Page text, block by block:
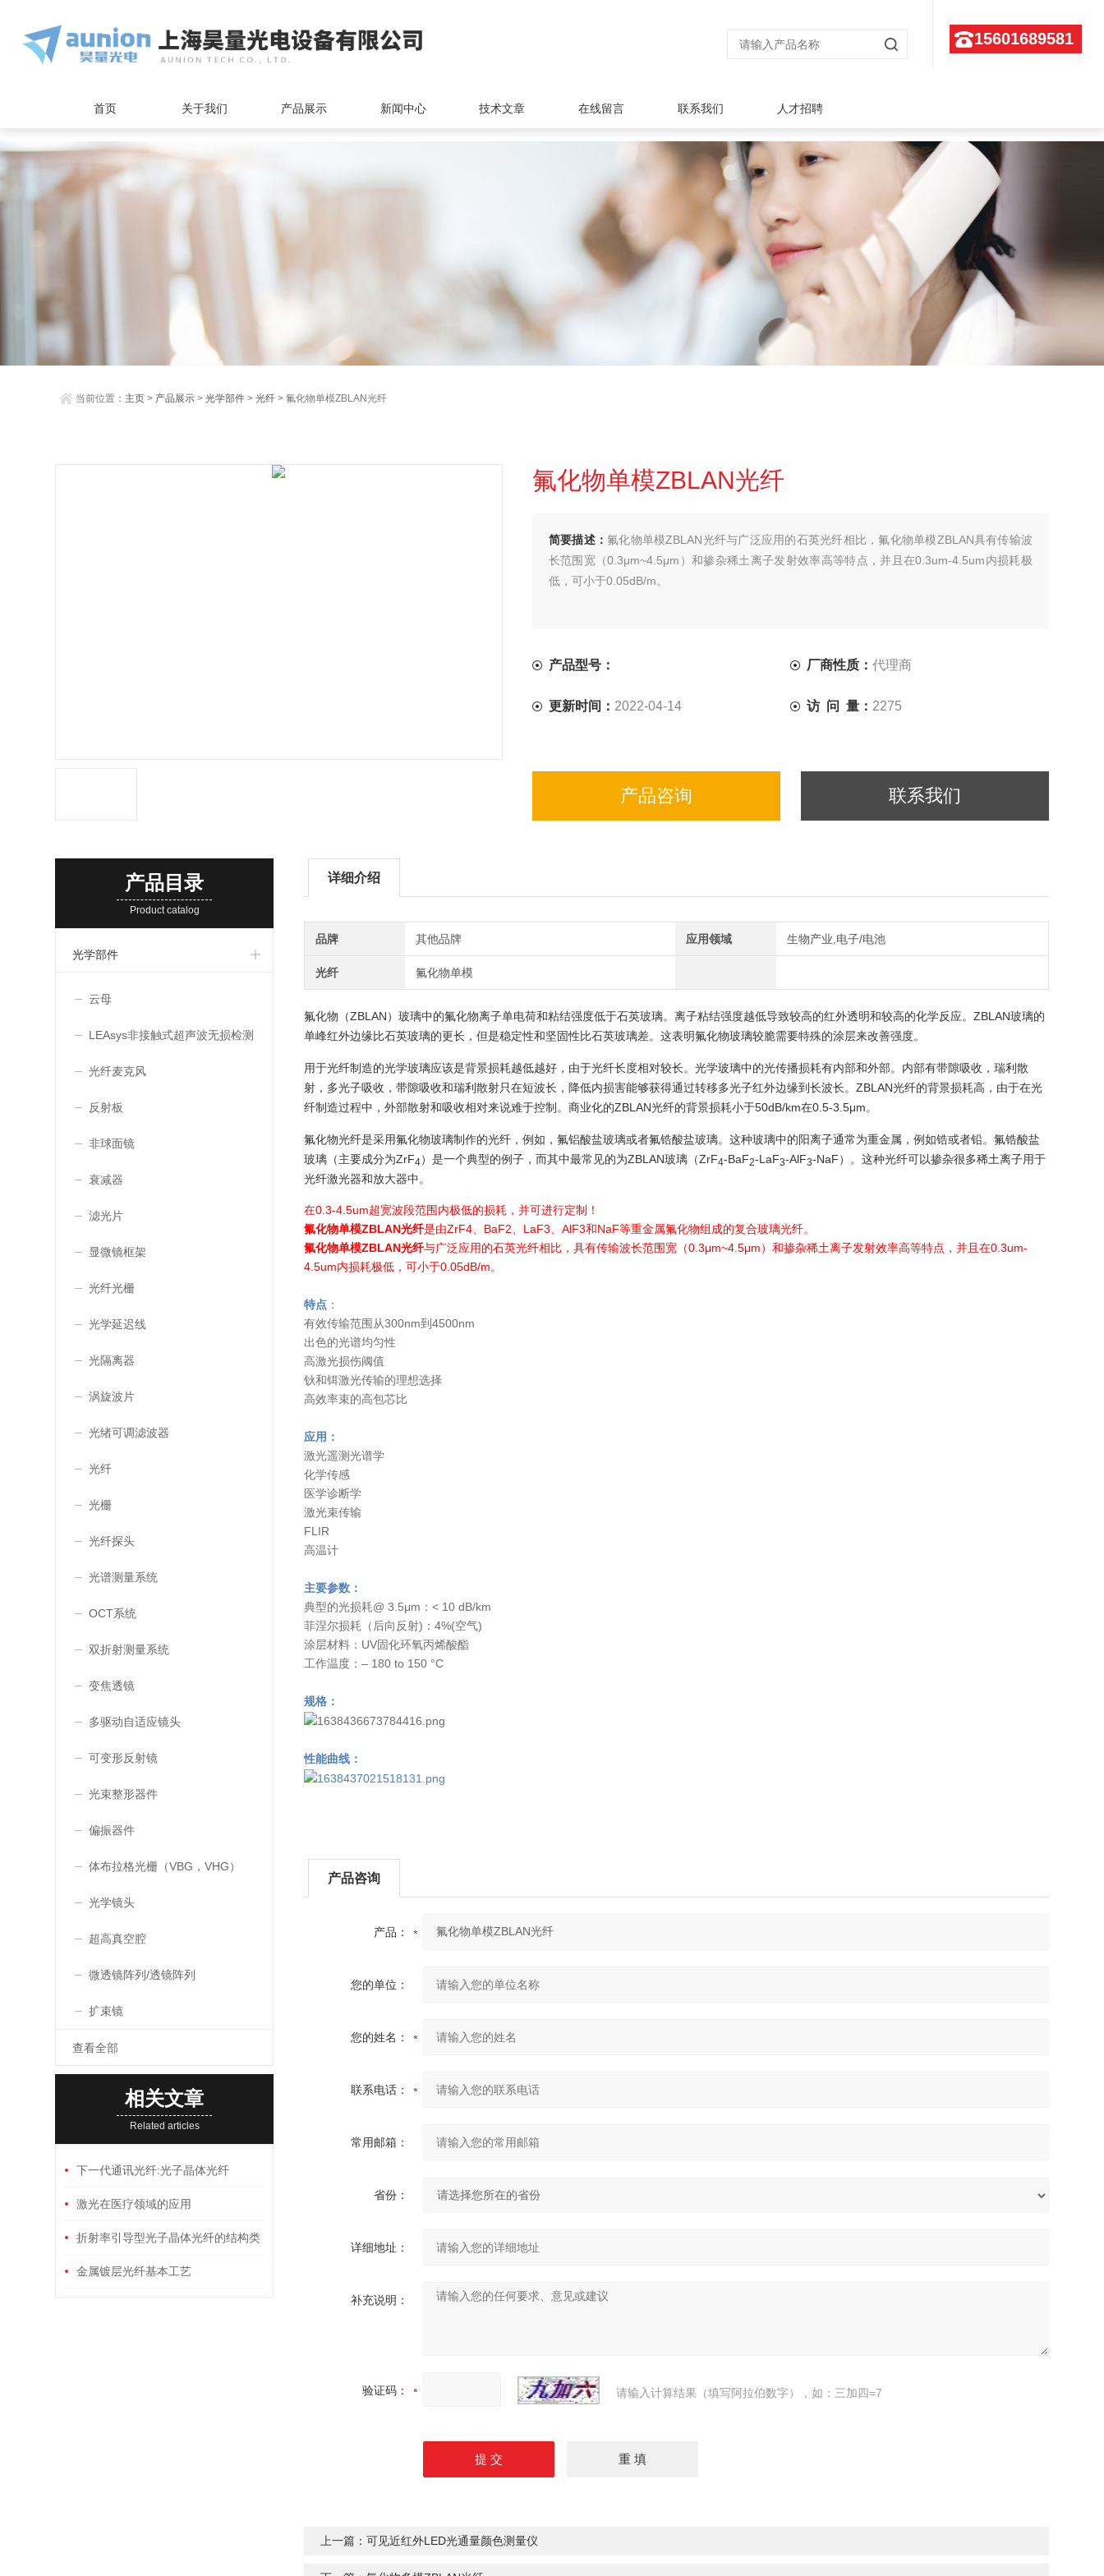
15601689581
首页 关于我们 产品展示 新闻中心 技术文章 在线留言 联系我们 人才招聘
当前位置： 主页 > 产品展示 >光学部件 >光纤 > 氟化物单模ZBLAN光纤
氟化物单模ZBLAN光纤
简要描述：氟化物单模ZBLAN光纤与广泛应用的石英光纤相比，氟化物单模ZBLAN具有传输波
长范围宽（0.3μm~4.5μm）和掺杂稀土离子发射效率高等特点，并且在0.3um-4.5um内损耗极
低，可小于0.05dB/m。
产品型号： 厂商性质：代理商
更新时间： 2022-04-14 访 问 量： 2275
产品咨询 联系我们
产品目录
Product catalog
光学部件
云母
LEAsys非接触式超声波无损检测
系统
光纤麦克风
反射板
非球面镜
衰减器
滤光片
显微镜框架
光纤光栅
光学延迟线
光隔离器
涡旋波片
光绪可调滤波器
光纤
光栅
光纤探头
光谱测量系统
OCT系统
双折射测量系统
变焦透镜
多驱动自适应镜头
可变形反射镜
光束整形器件
偏振器件
体布拉格光栅（VBG，VHG）
光学镜头
超高真空腔
微透镜阵列/透镜阵列
扩束镜
查看全部
相关文章
Related articles
下一代通讯光纤:光子晶体光纤
激光在医疗领域的应用
折射率引导型光子晶体光纤的结构类
型与机理
金属镀层光纤基本工艺
详细介绍
品牌 其他品牌 应用领域 生物产业,电子/电池
光纤 氟化物单模
氟化物（ZBLAN）玻璃中的氟化物离子单电荷和粘结强度低于石英玻璃。离子粘结强度越低导致较高的红外透明和较高的化学反应。ZBLAN玻璃的
单峰红外边缘比石英玻璃的更长，但是稳定性和坚固性比石英玻璃差。这表明氟化物玻璃较脆需要特殊的涂层来改善强度。
用于光纤制造的光学玻璃应该是背景损耗越低越好，由于光纤长度相对较长。光学玻璃中的光传播损耗有内部和外部。内部有带隙吸收，瑞利散
射，多光子吸收，带隙吸收和瑞利散射只在短波长，降低内损害能够获得通过转移多光子红外边缘到长波长。ZBLAN光纤的背景损耗高，由于在光
纤制造过程中，外部散射和吸收相对来说难于控制。商业化的ZBLAN光纤的背景损耗小于50dB/km在0.5-3.5μm。
氟化物光纤是采用氟化物玻璃制作的光纤，例如，氟铝酸盐玻璃或者氟锆酸盐玻璃。这种玻璃中的阳离子通常为重金属，例如锆或者铅。氟锆酸盐
玻璃（主要成分为ZrF4）是一个典型的例子，而其中最常见的为ZBLAN玻璃（ZrF4-BaF2-LaF3-AlF3-NaF）。这种光纤可以掺杂很多稀土离子用于
光纤激光器和放大器中。
在0.3-4.5um超宽波段范围内极低的损耗，并可进行定制！
氟化物单模ZBLAN光纤是由ZrF4、BaF2、LaF3、AlF3和NaF等重金属氟化物组成的复合玻璃光纤。
氟化物单模ZBLAN光纤与广泛应用的石英光纤相比，具有传输波长范围宽（0.3μm~4.5μm）和掺杂稀土离子发射效率高等特点，并且在0.3um-
4.5um内损耗极低，可小于0.05dB/m。
特点：
有效传输范围从300nm到4500nm
出色的光谱均匀性
高激光损伤阈值
钬和铒激光传输的理想选择
高效率束的高包芯比
应用：
激光遥测光谱学
化学传感
医学诊断学
激光束传输
FLIR
高温计
主要参数：
典型的光损耗@ 3.5μm：< 10 dB/km
菲涅尔损耗（后向反射)：4%(空气)
涂层材料：UV固化环氧丙烯酸酯
工作温度：– 180 to 150 °C
规格：
性能曲线：
产品咨询
产品：
您的单位：
您的姓名：
联系电话：
常用邮箱：
省份：
详细地址：
补充说明：
验证码： 请输入计算结果（填写阿拉伯数字），如：三加四=7
上一篇： 可见近红外LED光通量颜色测量仪